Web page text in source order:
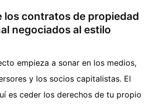
los contratos de propiedad
negociados al estilo
empieza a sonar en los medios,
y los socios capitalistas. El
es ceder los derechos de tu propio